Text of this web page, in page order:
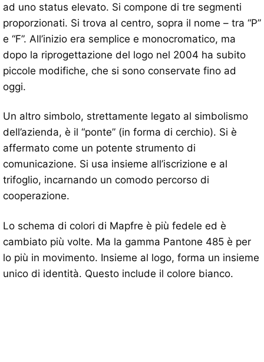
ad uno status elevato. Si compone di tre segmenti
proporzionati. Si trova al centro, sopra il nome – tra “P”
e “F”. All’inizio era semplice e monocromatico, ma
dopo la riprogettazione del logo nel 2004 ha subito
piccole modifiche, che si sono conservate fino ad
oggi.
Un altro simbolo, strettamente legato al simbolismo
dell’azienda, è il “ponte” (in forma di cerchio). Si è
affermato come un potente strumento di
comunicazione. Si usa insieme all’iscrizione e al
trifoglio, incarnando un comodo percorso di
cooperazione.
Lo schema di colori di Mapfre è più fedele ed è
cambiato più volte. Ma la gamma Pantone 485 è per
lo più in movimento. Insieme al logo, forma un insieme
unico di identità. Questo include il colore bianco.